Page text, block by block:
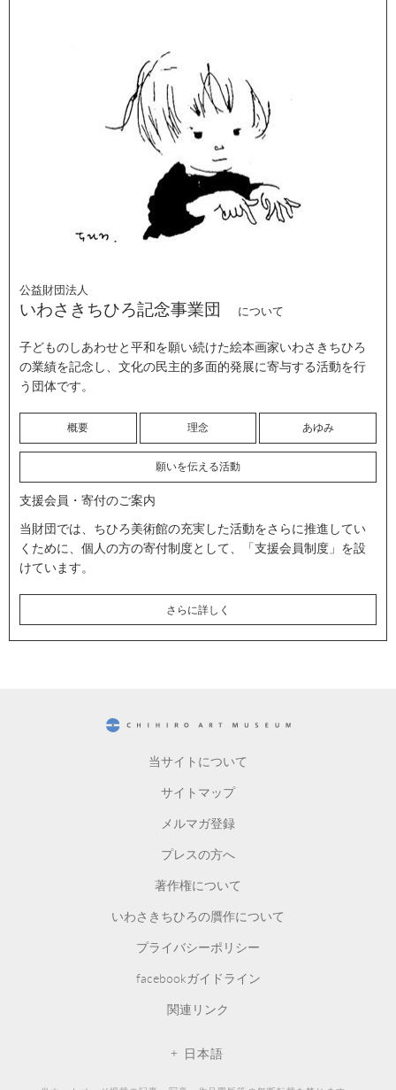
公益財団法人
いわさきちひろ記念事業団 について
子どものしあわせと平和を願い続けた絵本画家いわさきちひろ
の業績を記念し、文化の民主的多面的発展に寄与する活動を行
う団体です。
概要 理念 あゆみ
願いを伝える活動
支援会員・寄付のご案内
当財団では、ちひろ美術館の充実した活動をさらに推進してい
くために、個人の方の寄付制度として、「支援会員制度」を設
けています。
さらに詳しく
当サイトについて
サイトマップ
メルマガ登録
プレスの方へ
著作権について
いわさきちひろの贋作について
プライバシーポリシー
facebookガイドライン
関連リンク
日本語